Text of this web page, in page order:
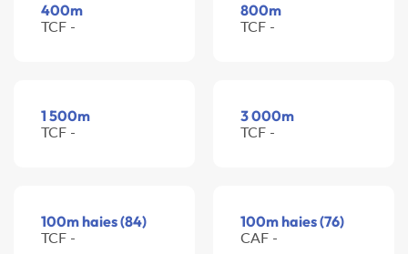
400m
TCF -
800m
TCF -
1 500m
TCF -
3 000m
TCF -
100m haies (84)
TCF -
100m haies (76)
CAF -